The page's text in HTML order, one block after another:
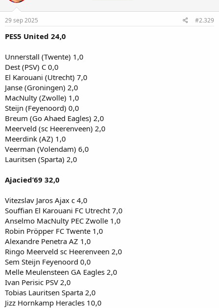
29 sep 2025 #2.329
PES5 United 24,0
Unnerstall (Twente) 1,0
Dest (PSV) C 0,0
El Karouani (Utrecht) 7,0
Janse (Groningen) 2,0
MacNulty (Zwolle) 1,0
Steijn (Feyenoord) 0,0
Breum (Go Ahaed Eagles) 2,0
Meerveld (sc Heerenveen) 2,0
Meerdink (AZ) 1,0
Veerman (Volendam) 6,0
Lauritsen (Sparta) 2,0
Ajacied’69 32,0
Vitezslav Jaros Ajax c 4,0
Souffian El Karouani FC Utrecht 7,0
Anselmo MacNulty PEC Zwolle 1,0
Robin Pröpper FC Twente 1,0
Alexandre Penetra AZ 1,0
Ringo Meerveld sc Heerenveen 2,0
Sem Steijn Feyenoord 0,0
Melle Meulensteen GA Eagles 2,0
Ivan Perisic PSV 2,0
Tobias Lauritsen Sparta 2,0
Jizz Hornkamp Heracles 10,0